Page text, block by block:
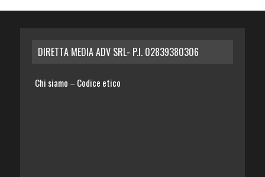
DIRETTA MEDIA ADV SRL- P.I. 02839380306
Chi siamo – Codice etico